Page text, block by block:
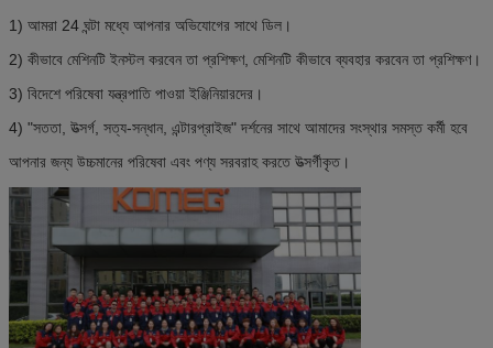
1) আমরা 24 ঘন্টা মধ্যে আপনার অভিযোগের সাথে ডিল।
2) কীভাবে মেশিনটি ইনস্টল করবেন তা প্রশিক্ষণ, মেশিনটি কীভাবে ব্যবহার করবেন তা প্রশিক্ষণ।
3) বিদেশে পরিষেবা যন্ত্রপাতি পাওয়া ইঞ্জিনিয়ারদের।
4) "সততা, উত্সর্গ, সত্য-সন্ধান, এন্টারপ্রাইজ" দর্শনের সাথে আমাদের সংস্থার সমস্ত কর্মী হবে
আপনার জন্য উচ্চমানের পরিষেবা এবং পণ্য সরবরাহ করতে উত্সর্গীকৃত।